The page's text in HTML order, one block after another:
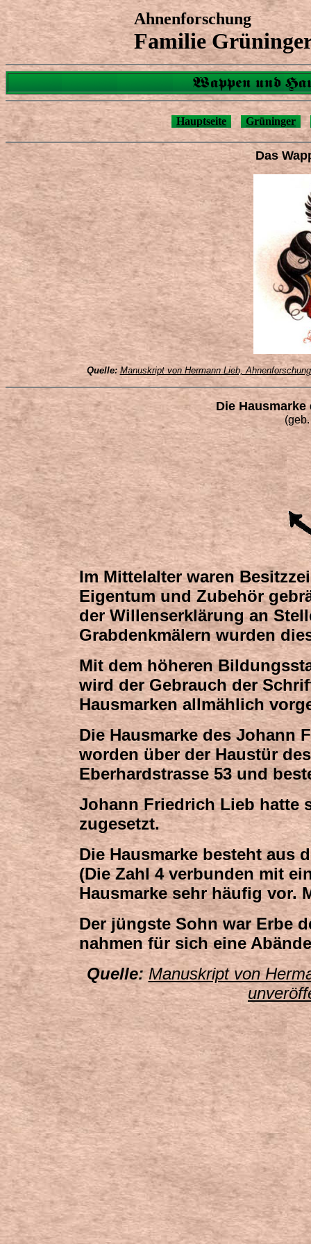
Ahnenforschung
Familie
Wappen und
Hauptseite Grüninger
Das
Quelle: Manuskript von Hermann Lieb,
Die
Im Mittelalter waren
Eigentum und Zubehör
der Willenserklärung an
Grabdenkmälern wurden
Mit dem höheren
wird der Gebrauch der
Hausmarken allmählich
Die Hausmarke des Johann
worden über der Haustür
Eberhardstrasse 53 und
Johann Friedrich Lieb hatte
zugesetzt.
Die Hausmarke besteht aus
(Die Zahl 4 verbunden mit
Hausmarke sehr häufig vor.
Der jüngste Sohn war Erbe
nahmen für sich eine
Quelle:Manuskript von